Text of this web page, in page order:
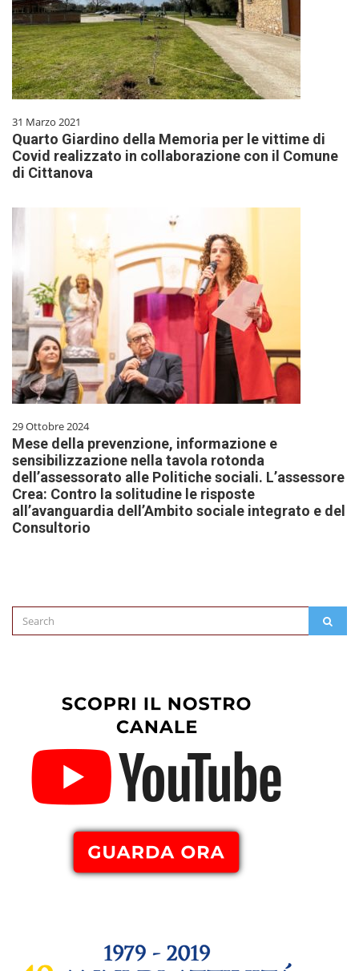
31 Marzo 2021
Quarto Giardino della Memoria per le vittime di
Covid realizzato in collaborazione con il Comune
di Cittanova
29 Ottobre 2024
Mese della prevenzione, informazione e
sensibilizzazione nella tavola rotonda
dell’assessorato alle Politiche sociali. L’assessore
Crea: Contro la solitudine le risposte
all’avanguardia dell’Ambito sociale integrato e del
Consultorio
Search
for: